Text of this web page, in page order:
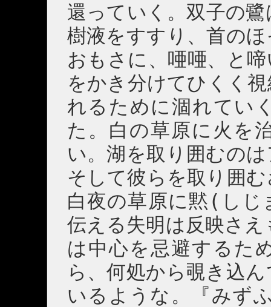
還っていく。双子の
樹液をすすり、首の
おもさに、唖唖、と
をかき分けてひくく
れるために涸れてい
た。白の草原に火を
い。湖を取り囲むの
そして彼らを取り囲
白夜の草原に黙(し
伝える失明は反映さ
は中心を忌避するた
ら、何処から覗き込
いるような。『みず